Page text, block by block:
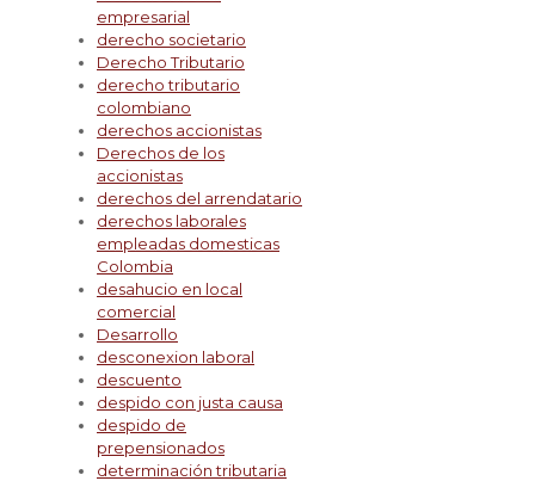
empresarial
derecho societario
Derecho Tributario
derecho tributario
colombiano
derechos accionistas
Derechos de los
accionistas
derechos del arrendatario
derechos laborales
empleadas domesticas
Colombia
desahucio en local
comercial
Desarrollo
desconexion laboral
descuento
despido con justa causa
despido de
prepensionados
determinación tributaria